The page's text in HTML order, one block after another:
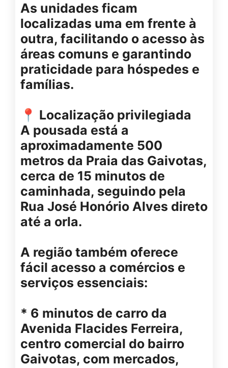
As unidades ficam
localizadas uma em frente à
outra, facilitando o acesso às
áreas comuns e garantindo
praticidade para hóspedes e
famílias.
📍 Localização privilegiada
A pousada está a
aproximadamente 500
metros da Praia das Gaivotas,
cerca de 15 minutos de
caminhada, seguindo pela
Rua José Honório Alves direto
até a orla.
A região também oferece
fácil acesso a comércios e
serviços essenciais:
* 6 minutos de carro da
Avenida Flacides Ferreira,
centro comercial do bairro
Gaivotas, com mercados,